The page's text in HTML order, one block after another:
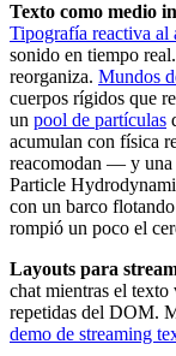
Texto como medio
Tipografía reactiva al
sonido en tiempo real.
reorganiza. Mundos
cuerpos rígidos que
un pool de partículas
acumulan con física
reacomodan — y una
Particle
con un barco flotando
rompió un poco el
Layouts para
chat mientras el texto
repetidas del DOM.
demo de streaming